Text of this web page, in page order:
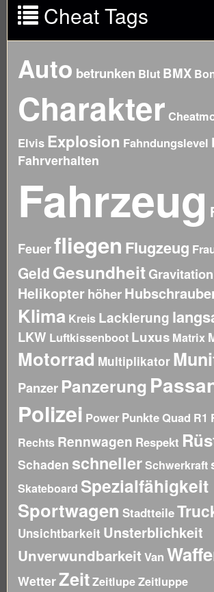
Cheat Tags
Auto betrunken Blut BMX
Charakter
Elvis Explosion Fahndungslevel
Fahrverhalten
Fahrzeug
Feuerfliegen Flugzeug
Geld GesundheitGravitation
Helikopterhöher
Klima Kreis Lackierung
LKW Luftkissenboot Luxus Matrix
Motorrad Multiplikator
Panzer Panzerung
Polizei Power Punkte Quad R1
Rechts Rennwagen Respekt
Schaden schnellerSchwerkraft
Skateboard Spezialfähigkeit
Sportwagen Stadtteile
Unsichtbarkeit Unsterblichkeit
Unverwundbarkeit Van
WetterZeitZeitlupeZeitluppe